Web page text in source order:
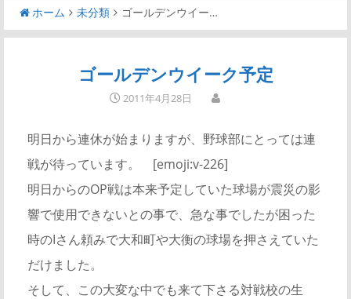
ホーム 未分類 ゴールデンウイー…
ゴールデンウイーク予定
2011年4月28日
明日から連休が始まりますが、野球部にとっては連
戦が待っています。 [emoji:v-226]
明日からのOP戦は本来予定していた球場が震災の影
響で使用できないとの事で、急な事でしたが困った
時のIさん頼みで大和町や大衡の球場を押さえていた
だけました。
そして、この大変な中でも来て下さる対戦校の生